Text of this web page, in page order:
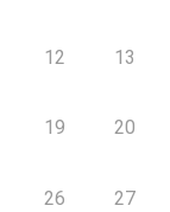
12 13
19 20
26 27